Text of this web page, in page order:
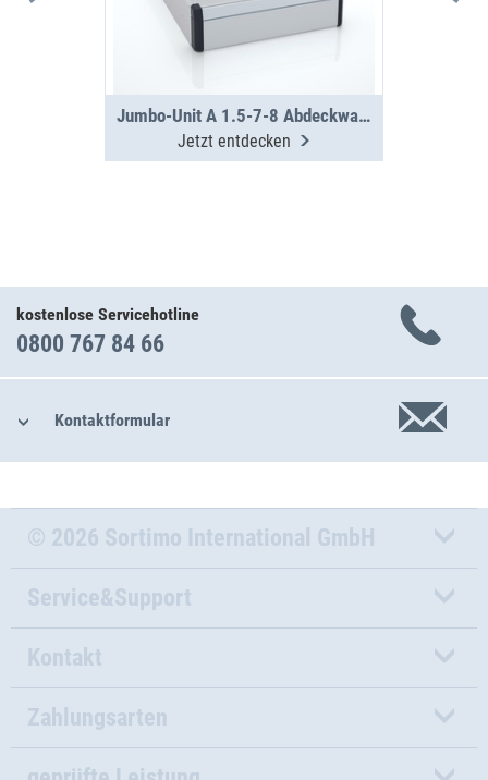
Jumbo-Unit A 1.5-7-8 Abdeckwanne
Jetzt entdecken
kostenlose Servicehotline
0800 767 84 66
Kontaktformular
© 2026 Sortimo International GmbH
Service&Support
Kontakt
Zahlungsarten